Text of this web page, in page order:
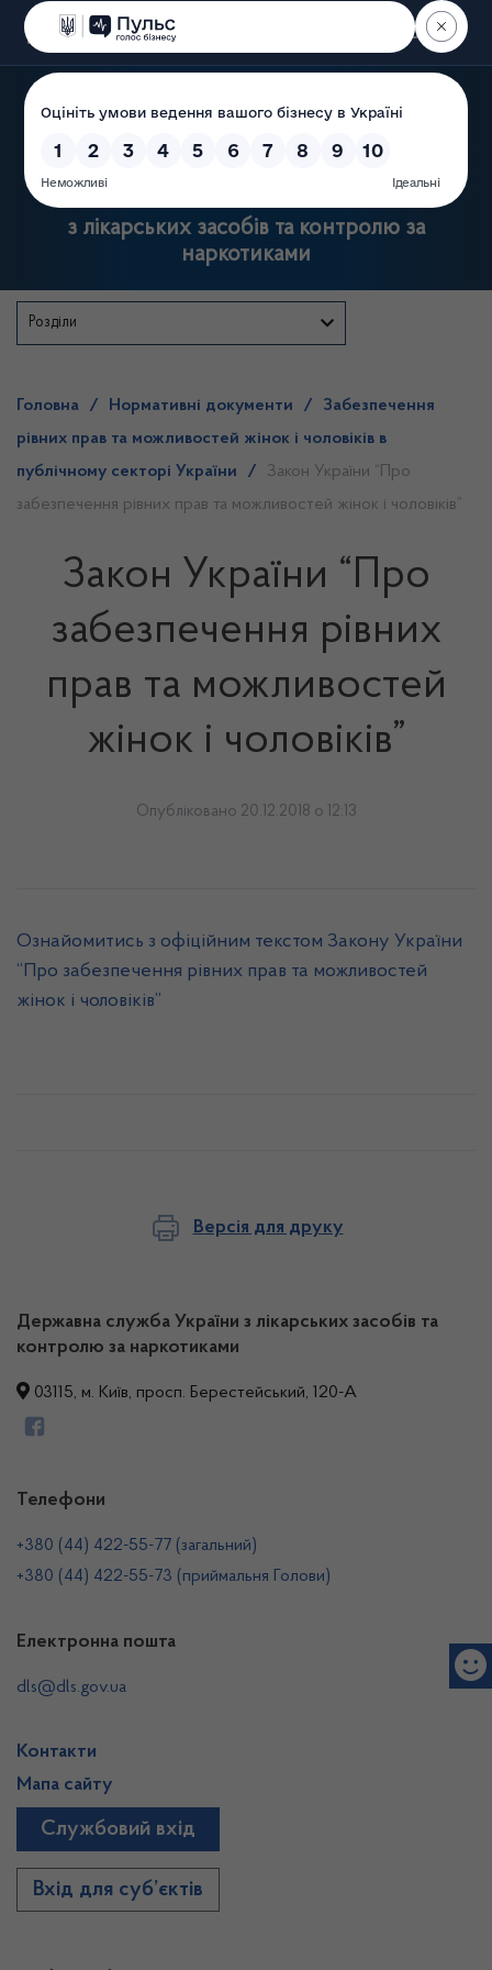
Пошук
Державна служба України
з лікарських засобів та контролю за
наркотиками
Розділи
Головна / Нормативні документи /
Забезпечення
рівних прав та можливостей жінок і чоловіків в
публічному секторі України
/
Закон України “Про
забезпечення рівних прав та можливостей жінок і чоловіків”
Закон України “Про
забезпечення рівних
прав та можливостей
жінок і чоловіків”
Опубліковано 20.12.2018 о 12:13
Ознайомитись з офіційним текстом Закону України
“Про забезпечення рівних прав та можливостей
жінок і чоловіків”
Версія для друку
Державна служба України з лікарських засобів та
контролю за наркотиками
03115, м. Київ, просп. Берестейський, 120-А
Телефони
+380 (44) 422-55-77 (загальний)
+380 (44) 422-55-73 (приймальня Голови)
Електронна пошта
dls@dls.gov.ua
Контакти
Мапа сайту
Службовий вхід
Вхід для суб’єктів